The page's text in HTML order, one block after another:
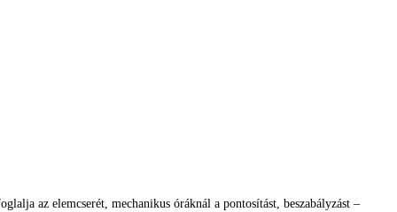
az elemcserét, mechanikus óráknál a pontosítást, beszabályzást –